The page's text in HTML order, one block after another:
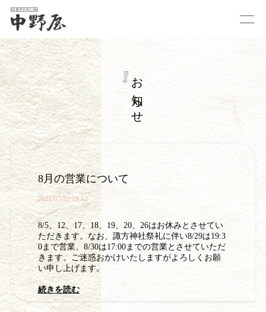
お知らせ
Blog
8月の営業について
2026/07/31 19:52
8/5、12、17、18、19、20、26はお休みとさせてい
ただきます。なお、諏方神社祭礼に伴い8/29は19:3
0まで営業、8/30は17:00までの営業とさせていただ
きます。ご迷惑おかけいたしますがよろしくお願
い申し上げます。
続きを読む